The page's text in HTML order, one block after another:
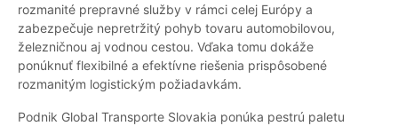
rozmanité prepravné služby v rámci celej Európy a
zabezpečuje nepretržitý pohyb tovaru automobilovou,
železničnou aj vodnou cestou. Vďaka tomu dokáže
ponúknuť flexibilné a efektívne riešenia prispôsobené
rozmanitým logistickým požiadavkám.
Podnik Global Transporte Slovakia ponúka pestrú paletu